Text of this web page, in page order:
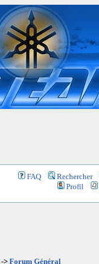
FAQ Rechercher
Profil
-> Forum Général